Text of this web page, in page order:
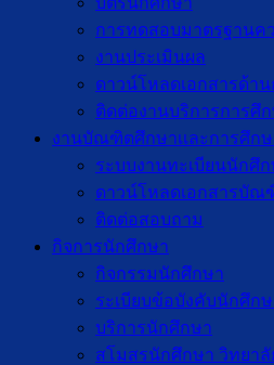
การทดสอบมาตรฐานค
งานประเมินผล
ดาวน์โหลดเอกสารด้า
ติดต่องานบริการการศึ
งานบัณฑิตศึกษาเเละการศึกษ
ระบบงานทะเบียนนักศึก
ดาวน์โหลดเอกสารบัณ
ติดต่อสอบถาม
กิจการนักศึกษา
กิจกรรมนักศึกษา
ระเบียบข้อบังคับนักศึก
บริการนักศึกษา
สโมสรนักศึกษา วิทยา